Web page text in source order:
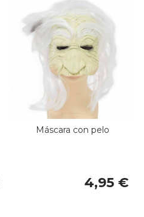
Máscara con pelo
4,95 €